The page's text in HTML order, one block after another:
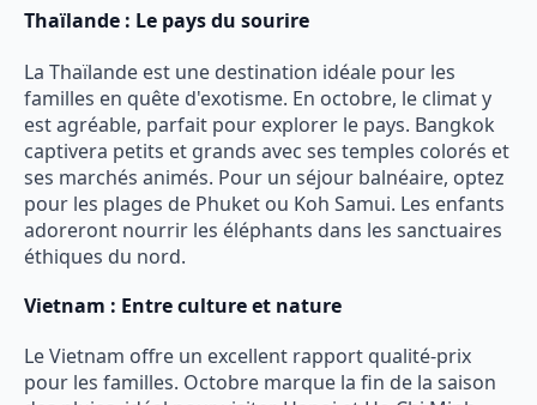
Thaïlande : Le pays du sourire
La Thaïlande est une destination idéale pour les
familles en quête d'exotisme. En octobre, le climat y
est agréable, parfait pour explorer le pays. Bangkok
captivera petits et grands avec ses temples colorés et
ses marchés animés. Pour un séjour balnéaire, optez
pour les plages de Phuket ou Koh Samui. Les enfants
adoreront nourrir les éléphants dans les sanctuaires
éthiques du nord.
Vietnam : Entre culture et nature
Le Vietnam offre un excellent rapport qualité-prix
pour les familles. Octobre marque la fin de la saison